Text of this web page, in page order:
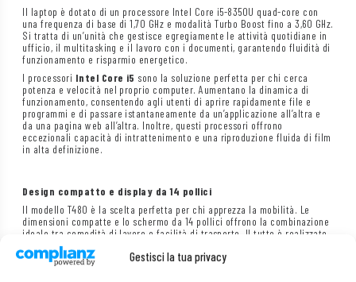
Gestisci la tua privacy
Il laptop è dotato di un processore Intel Core i5-8350U quad-core con
una frequenza di base di 1,70 GHz e modalità Turbo Boost fino a 3,60 GHz.
Si tratta di un’unità che gestisce egregiamente le attività quotidiane in
ufficio, il multitasking e il lavoro con i documenti, garantendo fluidità di
funzionamento e risparmio energetico.
I processori Intel Core i5 sono la soluzione perfetta per chi cerca
potenza e velocità nel proprio computer. Aumentano la dinamica di
funzionamento, consentendo agli utenti di aprire rapidamente file e
programmi e di passare istantaneamente da un’applicazione all’altra e
da una pagina web all’altra. Inoltre, questi processori offrono
eccezionali capacità di intrattenimento e una riproduzione fluida di film
in alta definizione.
Design compatto e display da 14 pollici
Il modello T480 è la scelta perfetta per chi apprezza la mobilità. Le
dimensioni compatte e lo schermo da 14 pollici offrono la combinazione
ideale tra comodità di lavoro e facilità di trasporto. Il tutto è realizzato
con materiali di alta qualità, che garantiscono durata e un aspetto
elegante.